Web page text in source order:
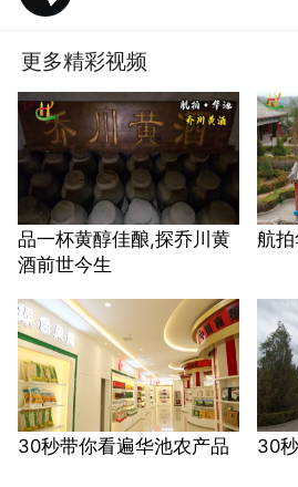
更多精彩视频
品一杯黄醇佳酿,探乔川黄
酒前世今生
航
30秒带你看遍华池农产品 30